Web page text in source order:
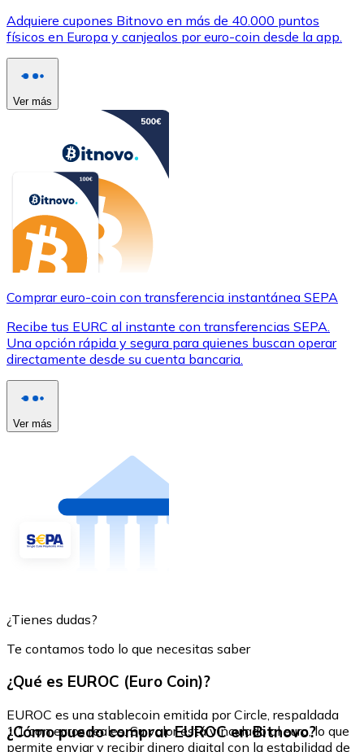
Adquiere cupones Bitnovo en más de 40.000 puntos
físicos en Europa y canjealos por euro-coin desde la app.
Ver más
Comprar euro-coin con transferencia instantánea SEPA
Recibe tus EURC al instante con transferencias SEPA.
Una opción rápida y segura para quienes buscan operar
directamente desde su cuenta bancaria.
Ver más
¿Tienes dudas?
Te contamos todo lo que necesitas saber
¿Qué es EUROC (Euro Coin)?
EUROC es una stablecoin emitida por Circle, respaldada
1:1 con euros reales. Su valor está vinculado al euro, lo que
permite enviar y recibir dinero digital con la estabilidad de
¿Cómo puedo comprar EUROC en Bitnovo?